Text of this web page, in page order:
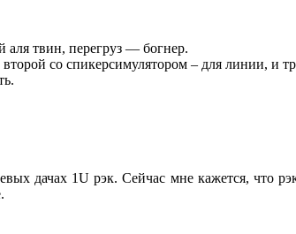
твин, перегруз — богнер.
со спикерсимулятором – для линии, и
дачах 1U рэк. Сейчас мне кажется, что